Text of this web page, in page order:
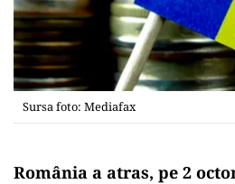
Sursa foto: Mediafax
România a atras, pe 2